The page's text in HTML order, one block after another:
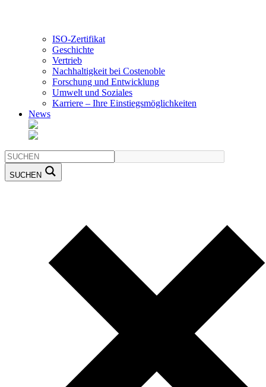
ISO-Zertifikat
Geschichte
Vertrieb
Nachhaltigkeit bei Costenoble
Forschung und Entwicklung
Umwelt und Soziales
Karriere – Ihre Einstiegsmöglichkeiten
News
SUCHEN